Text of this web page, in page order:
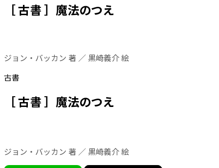
［ 古書 ］魔法のつえ
ジョン・バッカン 著 ／ 黒崎義介 絵
古書
［ 古書 ］魔法のつえ
ジョン・バッカン 著 ／ 黒崎義介 絵